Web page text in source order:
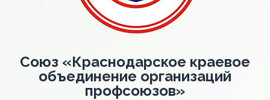
Союз «Краснодарское краевое
объединение организаций
профсоюзов»